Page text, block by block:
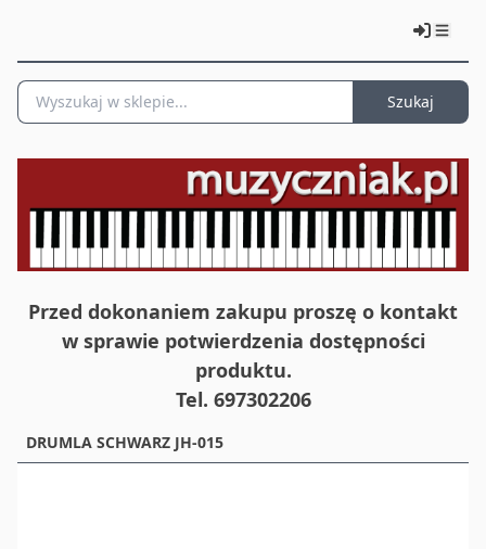
Szukaj
Przed dokonaniem zakupu proszę o kontakt
w sprawie potwierdzenia dostępności
produktu.
Tel. 697302206
DRUMLA SCHWARZ JH-015